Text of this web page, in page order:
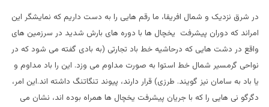
در شرق نزدیک و شمال افریقا، ما رقم هایی را به دست داریم که نمایشگر این
امراند که دوران پیشرفت یخچال ها با دوره های بارش شدید در سرزمین های
واقع در دشت هایی که درحاشیه خط باد تجارتی (به بادی گفته می شود که در
نواحی گرمسیر شمال خط استوا به صورت مداوم می وزد. این را باد مداوم و
یا باد به سامان نیز گویند. طرزی) قرار دارند، پیوند تنگاتنگ داشته اند.این امر،
دگرگو نی هایی را که با جریان پیشرفت یخچال ها همراه بوده اند، نشان می